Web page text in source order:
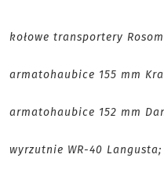
kołowe transportery
armatohaubice 155 mm
armatohaubice 152 mm
wyrzutnie WR-40 Langusta;